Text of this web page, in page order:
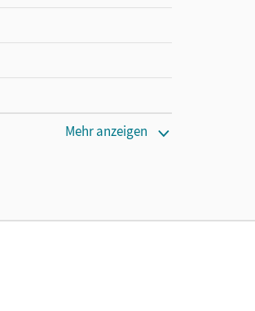
Mehr anzeigen